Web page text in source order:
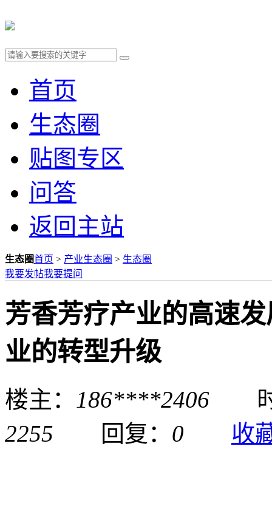
首页
生态圈
贴图专区
问答
返回主站
生态圈首页 > 产业生态圈 > 生态圈
我要发帖我要提问
芳香芳疗产业的高速
业的转型升级
楼主： 186****2406 时
2255 回复： 0 收